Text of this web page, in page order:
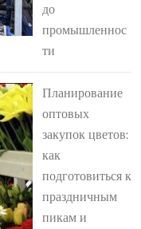
до
промышленнос
ти
Планирование
оптовых
закупок цветов:
как
подготовиться к
праздничным
пикам и